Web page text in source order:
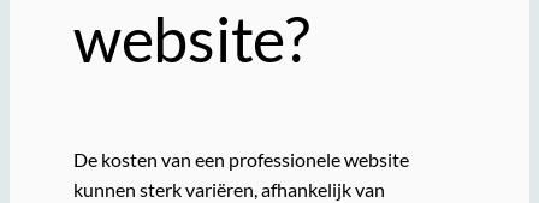
website?
De kosten van een professionele website
kunnen sterk variëren, afhankelijk van